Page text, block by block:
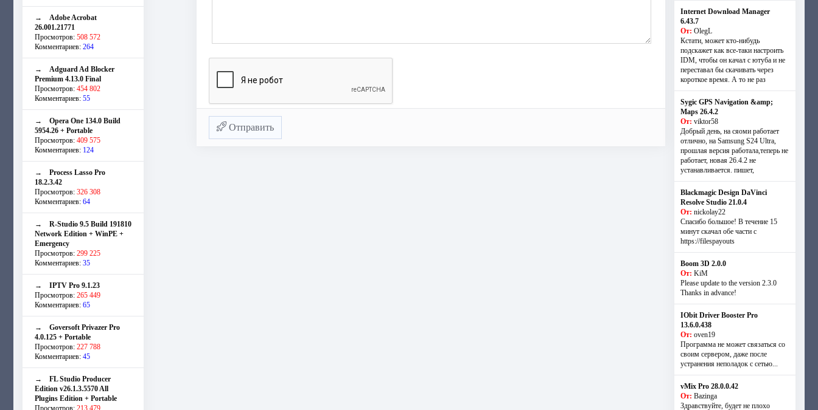
→ Adobe Acrobat
26.001.21771
Просмотров: 508 572
Комментариев: 264
→ Adguard Ad Blocker
Premium 4.13.0 Final
Просмотров: 454 802
Комментариев: 55
→ Opera One 134.0 Build
5954.26 + Portable
Просмотров: 409 575
Комментариев: 124
→ Process Lasso Pro
18.2.3.42
Просмотров: 326 308
Комментариев: 64
→ R-Studio 9.5 Build 191810
Network Edition + WinPE +
Emergency
Просмотров: 299 225
Комментариев: 35
→ IPTV Pro 9.1.23
Просмотров: 265 449
Комментариев: 65
→ Goversoft Privazer Pro
4.0.125 + Portable
Просмотров: 227 788
Комментариев: 45
→ FL Studio Producer
Edition v26.1.3.5570 All
Plugins Edition + Portable
Просмотров: 213 479
Отправить
Internet Download Manager
6.43.7
От: OlegL
Кстати, может кто-нибудь
подскажет как все-таки настроить
IDM, чтобы он качал с ютуба и не
переставал бы скачивать через
короткое время. А то не раз
Sygic GPS Navigation &amp;
Maps 26.4.2
От: viktor58
Добрый день, на сяоми работает
отлично, на Samsung S24 Ultra,
прошлая версия работала,теперь не
работает, новая 26.4.2 не
устанавливается. пишет,
Blackmagic Design DaVinci
Resolve Studio 21.0.4
От: nickolay22
Спасибо большое! В течение 15
минут скачал обе части с
https://filespayouts
Boom 3D 2.0.0
От: KiM
Please update to the version 2.3.0
Thanks in advance!
IObit Driver Booster Pro
13.6.0.438
От: oven19
Программа не может связаться со
своим сервером, даже после
устранения неполадок с сетью...
vMix Pro 28.0.0.42
От: Bazinga
Здравствуйте, будет не плохо